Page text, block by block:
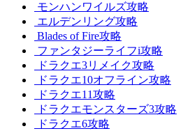
モンハンワイルズ攻略
エルデンリング攻略
Blades of Fire攻略
ファンタジーライフi攻略
ドラクエ3リメイク攻略
ドラクエ10オフライン攻略
ドラクエ11攻略
ドラクエモンスターズ3攻略
ドラクエ6攻略